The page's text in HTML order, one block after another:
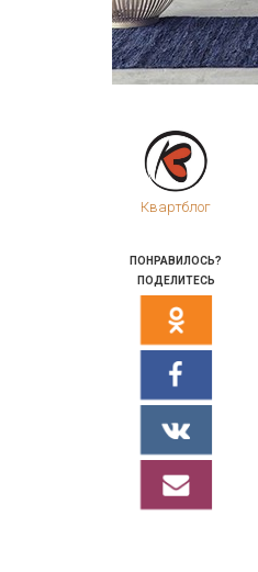
Квартблог
ПОНРАВИЛОСЬ?
ПОДЕЛИТЕСЬ